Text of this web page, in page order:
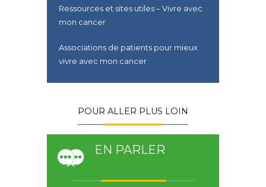
Ressources et sites utiles – Vivre avec
mon cancer
Associations de patients pour mieux
vivre avec mon cancer
POUR ALLER PLUS LOIN
EN PARLER